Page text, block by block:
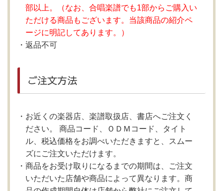
部以上。（なお、合唱楽譜でも1部からご購入い
ただける商品もございます。当該商品の紹介ペ
ージに明記してあります。）
返品不可
ご注文方法
お近くの楽器店、楽譜取扱店、書店へご注文く
ださい。 商品コード、ＯＤＭコード、タイト
ル、税込価格をお調べいただきますと、スムー
ズにご注文いただけます。
商品をお受け取りになるまでの期間は、ご注文
いただいた店舗や商品によって異なります。商